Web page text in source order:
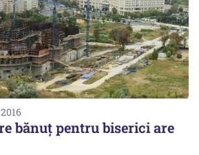
bănuț pentru biserici are